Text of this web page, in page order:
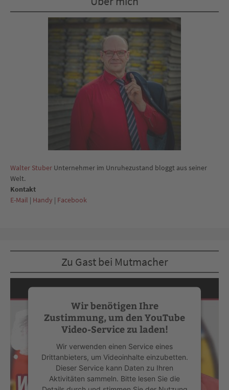
Walter Stuber Unternehmer im Unruhezustand bloggt aus seiner
Welt.
Kontakt
E-Mail | Handy | Facebook
Zu Gast bei Mutmacher
Wir benötigen Ihre
Zustimmung, um den YouTube
Video-Service zu laden!
Wir verwenden einen Service eines
Drittanbieters, um Videoinhalte einzubetten.
Dieser Service kann Daten zu Ihren
Aktivitäten sammeln. Bitte lesen Sie die